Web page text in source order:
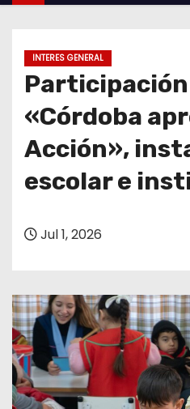
o
INTERES GENERAL
«Córdoba
Acción»,
escolar e
Jul 1, 2026